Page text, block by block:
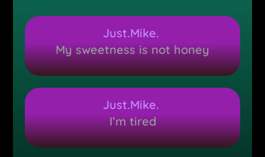
Just.Mike.
My sweetness is not honey
Just.Mike.
I’m tired